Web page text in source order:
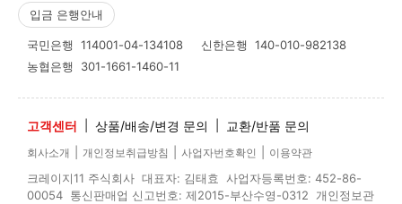
입금 은행안내
국민은행 114001-04-134108 신한은행 140-010-982138
농협은행 301-1661-1460-11
고객센터 상품/배송/변경 문의 교환/반품 문의
회사소개 개인정보취급방침 사업자번호확인 이용약관
크레이지11 주식회사 대표자: 김태효 사업자등록번호: 452-86-
00054 통신판매업 신고번호: 제2015-부산수영-0312 개인정보관